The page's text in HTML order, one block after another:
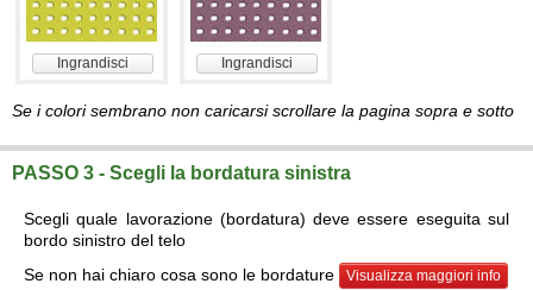
Ingrandisci Ingrandisci
Se i colori sembrano non caricarsi scrollare la pagina sopra e sotto
PASSO 3 - Scegli la bordatura sinistra
Scegli quale lavorazione (bordatura) deve essere eseguita sul
bordo sinistro del telo
Se non hai chiaro cosa sono le bordature
Visualizza maggiori info